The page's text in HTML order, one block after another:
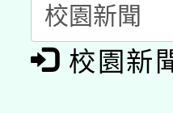
礎課程
A3數位
「數位
校園新